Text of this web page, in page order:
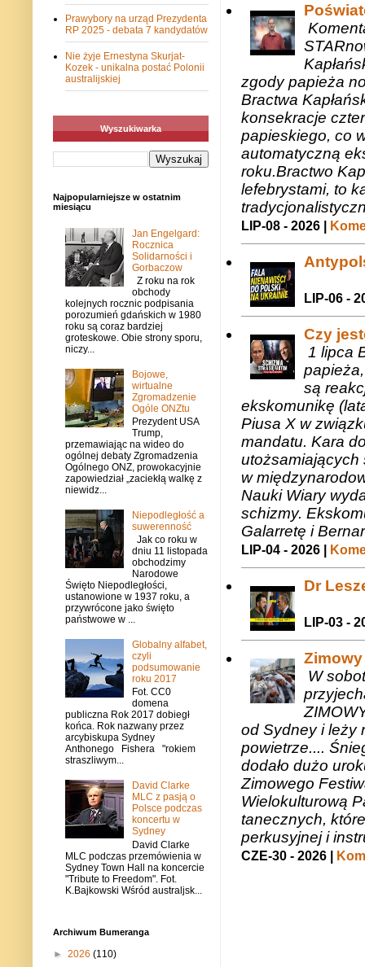
zgody papieża
Bractwa
konsekracje
papieskiego, co
automatyczną
roku.Bractwo
lefebrystami, to
LIP-08 - 2026 |
LIP-06 -
Czy
1 lipca
są
ekskomunikę
Piusa X w
mandatu. Kara
utożsamiających
w
Nauki Wiary
schizmy.
Galarretę i
LIP-04 - 2026 |
Dr
LIP-03 -
W
od Sydney i leży
powietrze....
dodało dużo
Zimowego
Wielokulturową
tanecznych,
perkusyjnej i
CZE-30 - 2026 |
Prawybory na urząd Prezydenta
RP 2025 - debata 7 kandydatów
Nie żyje Ernestyna Skurjat-
Kozek - unikalna postać Polonii
australijskiej
Wyszukiwarka
Najpopularniejsze w ostatnim
miesiącu
Jan Engelgard:
Rocznica
Solidarności i
Gorbaczow
Z roku na rok
obchody
kolejnych rocznic podpisania
porozumień gdańskich w 1980
roku są coraz bardziej
groteskowe. Obie strony sporu,
niczy...
Bojowe,
wirtualne
Zgromadzenie
Ogóle ONZtu
Prezydent USA
Trump,
przemawiając na wideo do
ogólnej debaty Zgromadzenia
Ogólnego ONZ, prowokacyjnie
zapowiedział „zaciekłą walkę z
niewidz...
Niepodległość a
suwerenność
Jak co roku w
dniu 11 listopada
obchodzimy
Narodowe
Święto Niepodległości,
ustanowione w 1937 roku, a
przywrócone jako święto
państwowe w ...
Globalny alfabet,
czyli
podsumowanie
roku 2017
Fot. CC0
domena
publiczna Rok 2017 dobiegł
końca. Rok nazwany przez
arcybiskupa Sydney
Anthonego Fishera "rokiem
straszliwym...
David Clarke
MLC z pasją o
Polsce podczas
koncertu w
Sydney
David Clarke
MLC podczas przemówienia w
Sydney Town Hall na koncercie
"Tribute to Freedom". Fot.
K.Bajkowski Wśród australjsk...
Archiwum Bumeranga
► 2026 (110)